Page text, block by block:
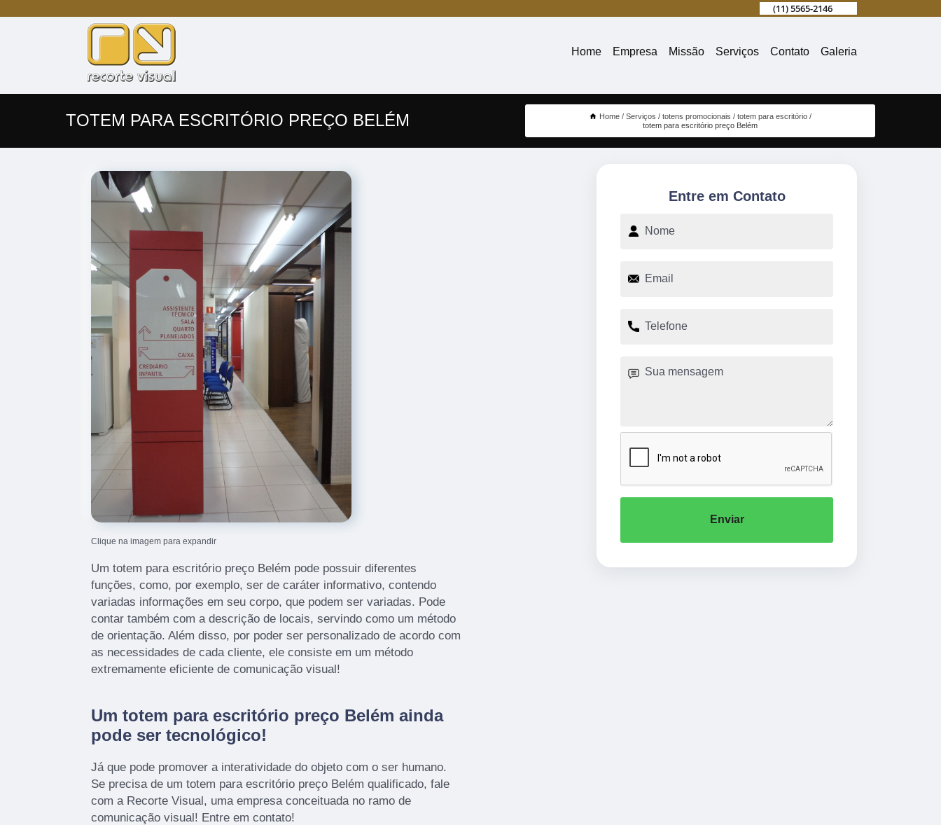
(11) 5565-2146
Home Empresa Missão Serviços Contato Galeria
TOTEM PARA ESCRITÓRIO PREÇO BELÉM Home Serviços totens promocionais
totem para escritório
totem para escritório preço Belém
Clique na imagem para expandir
Um totem para escritório preço Belém pode possuir diferentes
funções, como, por exemplo, ser de caráter informativo, contendo
variadas informações em seu corpo, que podem ser variadas. Pode
contar também com a descrição de locais, servindo como um método
de orientação. Além disso, por poder ser personalizado de acordo com
as necessidades de cada cliente, ele consiste em um método
extremamente eficiente de comunicação visual!
Um totem para escritório preço Belém ainda
pode ser tecnológico!
Já que pode promover a interatividade do objeto com o ser humano.
Se precisa de um totem para escritório preço Belém qualificado, fale
com a Recorte Visual, uma empresa conceituada no ramo de
comunicação visual! Entre em contato!
Entre em Contato
Enviar